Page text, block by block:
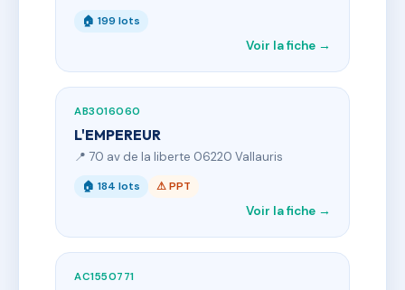
🏠 199 lots
Voir la fiche →
AB3016060
L'EMPEREUR
📍 70 av de la liberte 06220 Vallauris
🏠 184 lots ⚠ PPT
Voir la fiche →
AC1550771